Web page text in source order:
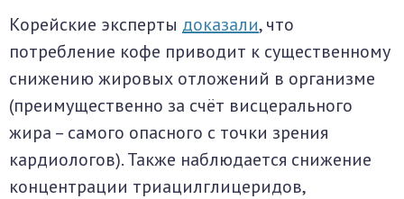
Корейские эксперты доказали, что
потребление кофе приводит к существенному
снижению жировых отложений в организме
(преимущественно за счёт висцерального
жира – самого опасного с точки зрения
кардиологов). Также наблюдается снижение
концентрации триацилглицеридов,